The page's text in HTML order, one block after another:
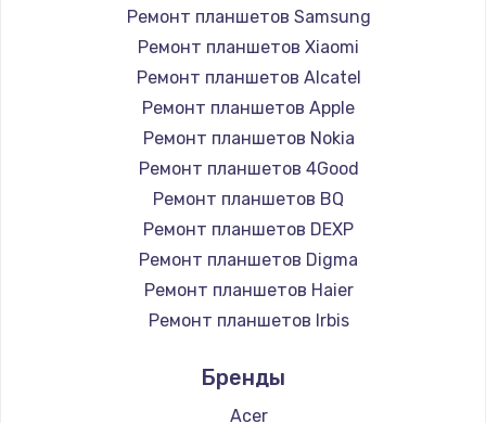
Заказать
Установка драйверов
950 руб.
Заказать
Замена жесткого диска
1000 руб.
Заказать
Чистка от пыли
Заказать
Ремонт планшетов Samsung
Ремонт планшетов Xiaomi
Ремонт планшетов Alcatel
Ремонт планшетов Apple
Ремонт планшетов Nokia
Ремонт планшетов 4Good
Ремонт планшетов BQ
Ремонт планшетов DEXP
Ремонт планшетов Digma
Ремонт планшетов Haier
Ремонт планшетов Irbis
Ремонт планшетов Microsoft
Ремонт планшетов BlackView
Бренды
Acer